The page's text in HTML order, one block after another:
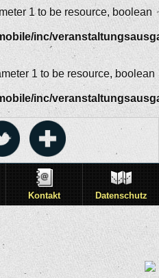
1 to be resource, boolean
inc/
1 to be resource, boolean
inc/
Kontakt Datenschutz